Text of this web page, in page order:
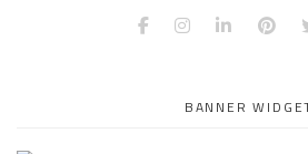
FacebookInstagram
LinkedIn
BANNER